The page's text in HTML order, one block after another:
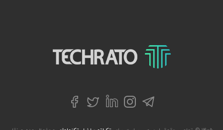
تکراتو – زندگی با تکنولوژی
تلگراماینستاگرام
لینکداینتوییترفیسبوک